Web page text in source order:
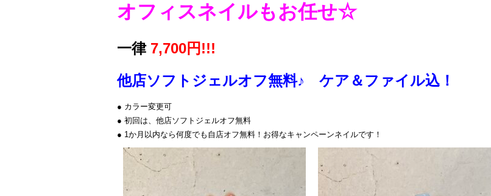
オフィスネイルもお任せ☆
一律7,700円!!!
他店ソフトジェルオフ無料♪ ケア＆ファイル込！
● カラー変更可
● 初回は、他店ソフトジェルオフ無料
● 1か月以内なら何度でも自店オフ無料！お得なキャンペーンネイルです！